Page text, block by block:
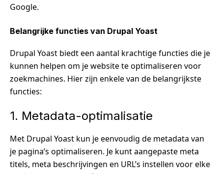
Google.
Belangrijke functies van Drupal Yoast
Drupal Yoast biedt een aantal krachtige functies die je
kunnen helpen om je website te optimaliseren voor
zoekmachines. Hier zijn enkele van de belangrijkste
functies:
1. Metadata-optimalisatie
Met Drupal Yoast kun je eenvoudig de metadata van
je pagina’s optimaliseren. Je kunt aangepaste meta
titels, meta beschrijvingen en URL’s instellen voor elke